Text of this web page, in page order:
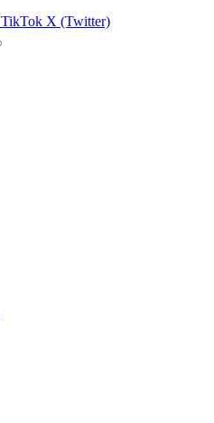
TikTok X (Twitter)